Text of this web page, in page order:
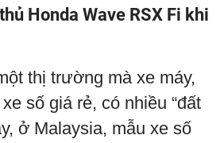
Honda Wave RSX Fi khi
thị trường mà xe máy,
số giá rẻ, có nhiều “đất
ở Malaysia, mẫu xe số